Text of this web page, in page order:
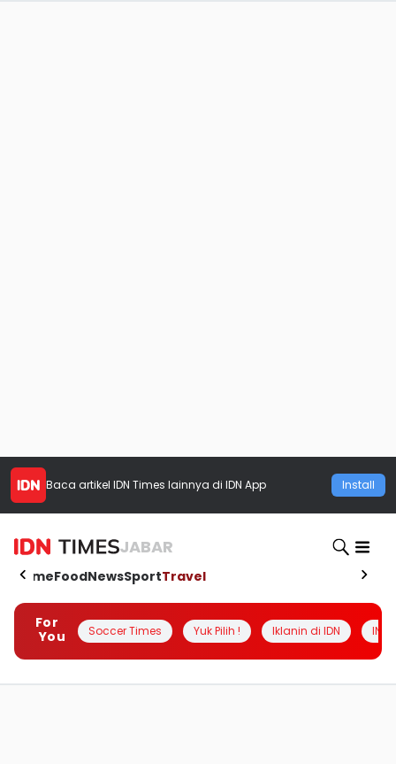
Baca artikel IDN Times lainnya di IDN App Install
JABAR
HomeFoodNewsSportTravel
For
You
Soccer Times Yuk Pilih ! Iklanin di IDN